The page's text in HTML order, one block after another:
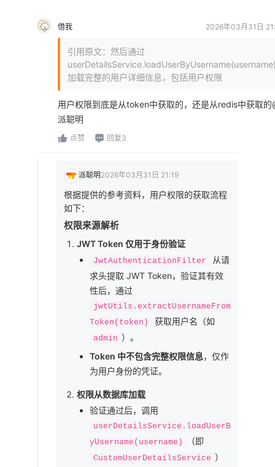
借我 2026年03月31日
引用原文：然后通过
加载完整的用户详细信息，包括用户权限
用户权限到底是从token中获取的，还是从redis中获取的
派聪明
点赞 回复3
派聪明2026年03月31日 21:19
根据提供的参考资料，用户权限的获取流程
如下：
权限来源解析
JWT Token 仅用于身份验证
JwtAuthenticationFilter
从请
求头提取 JWT Token，验证其有效
性后，通过
jwtUtils.extractUsernameFrom
Token(token)
获取用户名（如
admin ）。
Token 中不包含完整权限信息，仅作
为用户身份的凭证。
权限从数据库加载
验证通过后，调用
userDetailsService.loadUserB
yUsername(username)
（即
CustomUserDetailsService ）